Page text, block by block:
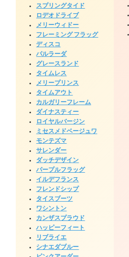
スプリングタイド
ロデオドライブ
メリーウィドー
フレーミング フラッグ
ディスコ
パルラーダ
グレースランド
タイムレス
メリープリンス
タイムアウト
カルガリーフレーム
ダイナスティー
ロイヤルバージン
ミセスメドベージュワ
モンテズマ
サレンダー
ダッチデザイン
パープルフラッグ
イルデフランス
フレンドシップ
タイスブーツ
ワシントン
カンザスプラウド
ハッピーフィート
リブライエ
シナエダブルー